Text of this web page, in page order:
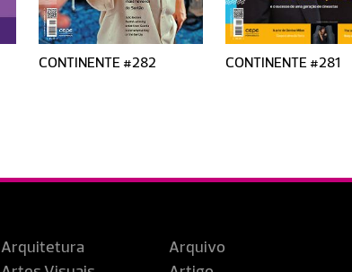
CONTINENTE #282 CONTINENTE #281
Arquitetura
Arquivo